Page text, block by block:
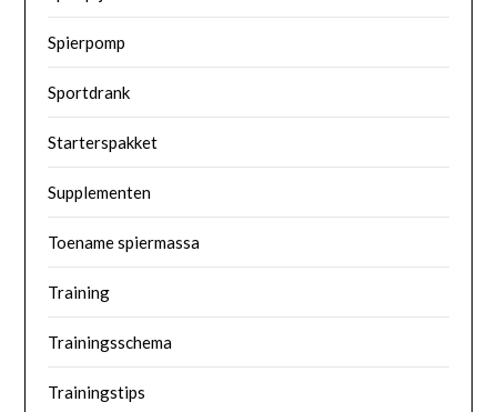
Spierpomp
Sportdrank
Starterspakket
Supplementen
Toename spiermassa
Training
Trainingsschema
Trainingstips